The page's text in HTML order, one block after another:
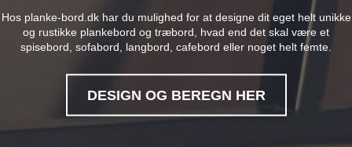
Hos planke-bord.dk har du mulighed for at designe dit eget helt unikke
og rustikke plankebord og træbord, hvad end det skal være et
spisebord, sofabord, langbord, cafebord eller noget helt femte.
DESIGN OG BEREGN HER